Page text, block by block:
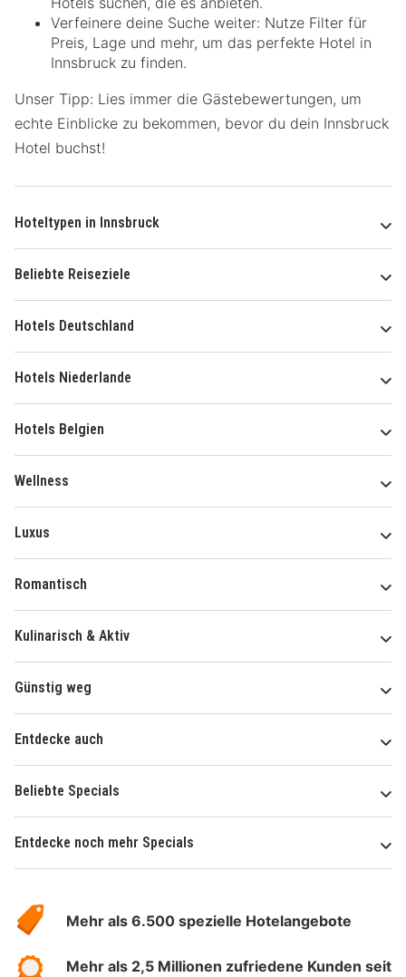
Verfeinere deine Suche weiter: Nutze Filter für
Preis, Lage und mehr, um das perfekte Hotel in
Innsbruck zu finden.
Unser Tipp: Lies immer die Gästebewertungen, um
echte Einblicke zu bekommen, bevor du dein Innsbruck
Hotel buchst!
Hoteltypen in Innsbruck
Beliebte Reiseziele
Hotels Deutschland
Hotels Niederlande
Hotels Belgien
Wellness
Luxus
Romantisch
Kulinarisch & Aktiv
Günstig weg
Entdecke auch
Beliebte Specials
Entdecke noch mehr Specials
Hotelspecials
Mehr als 6.500 spezielle Hotelangebote
Mehr als 2,5 Millionen zufriedene Kunden seit